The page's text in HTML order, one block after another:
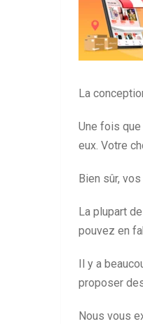
La
Une fois
eux. Votre
Bien sûr,
La plupart
pouvez en
Il y a
proposer
Nous vous